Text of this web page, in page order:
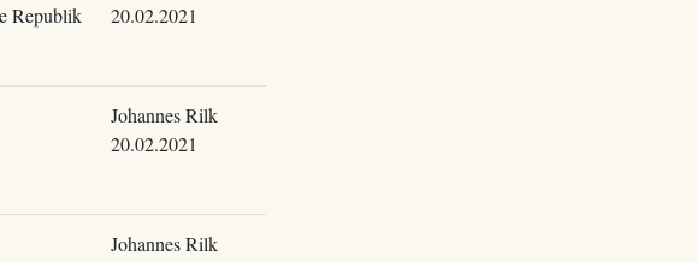
Republik
20.02.2021
Johannes Rilk
20.02.2021
Johannes Rilk